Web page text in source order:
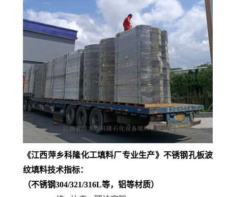
《江西萍乡科隆化工填料厂专业生产》 不锈钢孔板波
纹填料技术指标：
（不锈钢304/321/316L等，铝等材质）